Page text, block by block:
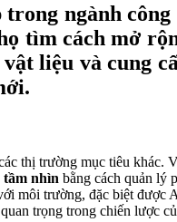
ngành công
tìm cách mở
liệu và cung
thị trường mục tiêu khác.
tầm nhìn bằng cách quản lý
môi trường, đặc biệt
trọng trong chiến lược